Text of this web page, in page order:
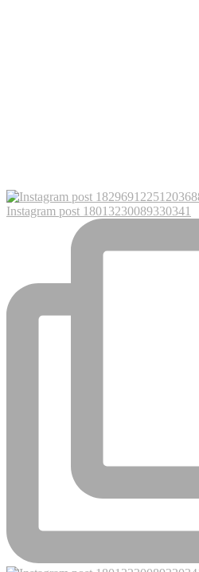
Instagram post 18013230089330341